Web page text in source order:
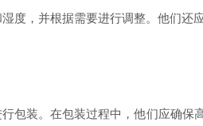
，并根据需要进行调整。他们还
装。在包装过程中，他们应确保